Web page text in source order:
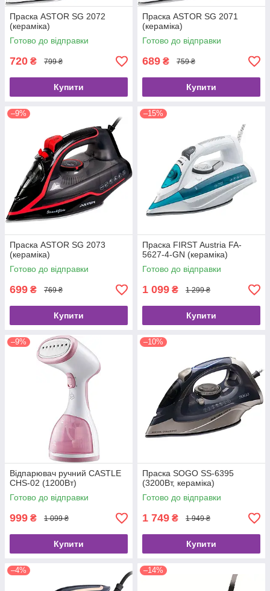
Праска ASTOR SG 2072
(кераміка)
Готово до відправки
720 ₴ 799 ₴
Купити
Праска ASTOR SG 2071
(кераміка)
Готово до відправки
689 ₴ 759 ₴
Купити
–9%
Праска ASTOR SG 2073
(кераміка)
Готово до відправки
699 ₴ 769 ₴
Купити
–15%
Праска FIRST Austria FA-
5627-4-GN (кераміка)
Готово до відправки
1 099 ₴ 1 299 ₴
Купити
–9%
Відпарювач ручний CASTLE
CHS-02 (1200Вт)
Готово до відправки
999 ₴ 1 099 ₴
Купити
–10%
Праска SOGO SS-6395
(3200Вт, кераміка)
Готово до відправки
1 749 ₴ 1 949 ₴
Купити
–4% –14%